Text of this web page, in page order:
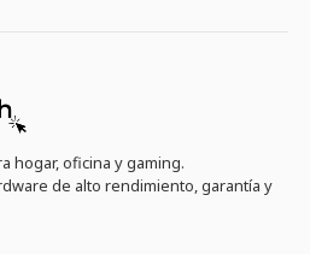
hogar, oficina y gaming.
de alto rendimiento, garantía y